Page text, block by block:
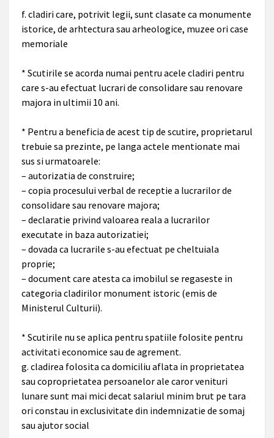
f. cladiri care, potrivit legii, sunt clasate ca monumente
istorice, de arhtectura sau arheologice, muzee ori case
memoriale
* Scutirile se acorda numai pentru acele cladiri pentru
care s-au efectuat lucrari de consolidare sau renovare
majora in ultimii 10 ani.
* Pentru a beneficia de acest tip de scutire, proprietarul
trebuie sa prezinte, pe langa actele mentionate mai
sus si urmatoarele:
– autorizatia de construire;
– copia procesului verbal de receptie a lucrarilor de
consolidare sau renovare majora;
– declaratie privind valoarea reala a lucrarilor
executate in baza autorizatiei;
– dovada ca lucrarile s-au efectuat pe cheltuiala
proprie;
– document care atesta ca imobilul se regaseste in
categoria cladirilor monument istoric (emis de
Ministerul Culturii).
* Scutirile nu se aplica pentru spatiile folosite pentru
activitati economice sau de agrement.
g. cladirea folosita ca domiciliu aflata in proprietatea
sau coproprietatea persoanelor ale caror venituri
lunare sunt mai mici decat salariul minim brut pe tara
ori constau in exclusivitate din indemnizatie de somaj
sau ajutor social